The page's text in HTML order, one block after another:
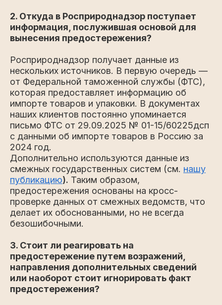
2. Откуда в Росприроднадзор поступает
информация, послужившая основой для
вынесения предостережения?
Росприроднадзор получает данные из
нескольких источников. В первую очередь —
от Федеральной таможенной службы (ФТС),
которая предоставляет информацию об
импорте товаров и упаковки. В документах
наших клиентов постоянно упоминается
письмо ФТС от 29.09.2025 № 01-15/60225дсп
с данными об импорте товаров в Россию за
2024 год.
Дополнительно используются данные из
смежных государственных систем (см. нашу
публикацию). Таким образом,
предостережения основаны на кросс-
проверке данных от смежных ведомств, что
делает их обоснованными, но не всегда
безошибочными.
3. Стоит ли реагировать на
предостережение путем возражений,
направления дополнительных сведений
или наоборот стоит игнорировать факт
предостережения?